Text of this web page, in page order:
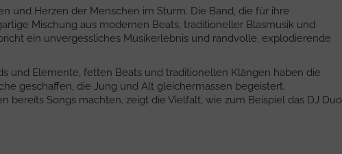
und Herzen der Menschen im Sturm. Die Band, die für ihre
Mischung aus modernen Beats, traditioneller Blasmusik und
ein unvergessliches Musikerlebnis und randvolle, explodierende
und Elemente, fetten Beats und traditionellen Klängen haben die
geschaffen, die Jung und Alt gleichermassen begeistert.
bereits Songs machten, zeigt die Vielfalt, wie zum Beispiel das DJ Duo